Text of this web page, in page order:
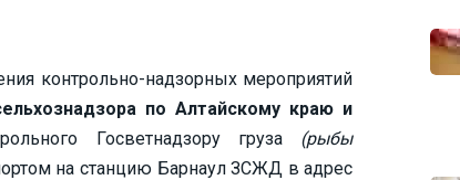
контрольно-надзорных мероприятий
по Алтайскому краю и
Госветнадзору груза (рыбы
на станцию Барнаул ЗСЖД в адрес